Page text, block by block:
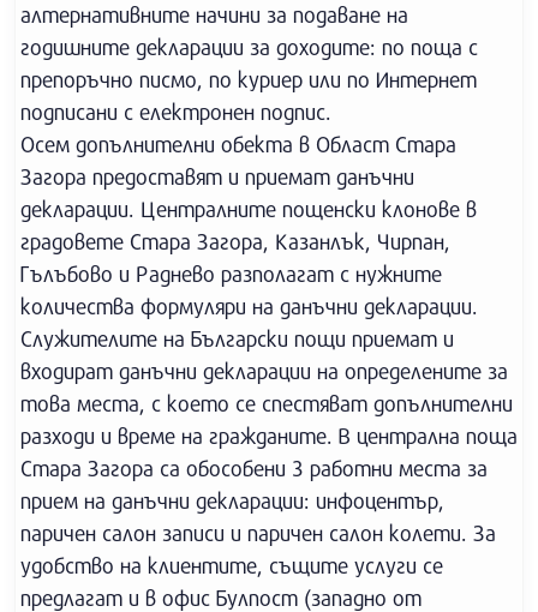
алтернативните начини за подаване на
годишните декларации за доходите: по поща с
препоръчно писмо, по куриер или по Интернет
подписани с електронен подпис.
Осем допълнителни обекта в Област Стара
Загора предоставят и приемат данъчни
декларации. Централните пощенски клонове в
градовете Стара Загора, Казанлък, Чирпан,
Гълъбово и Раднево разполагат с нужните
количества формуляри на данъчни декларации.
Служителите на Български пощи приемат и
входират данъчни декларации на определените за
това места, с което се спестяват допълнителни
разходи и време на гражданите. В централна поща
Стара Загора са обособени 3 работни места за
прием на данъчни декларации: инфоцентър,
паричен салон записи и паричен салон колети. За
удобство на клиентите, същите услуги се
предлагат и в офис Булпост (западно от